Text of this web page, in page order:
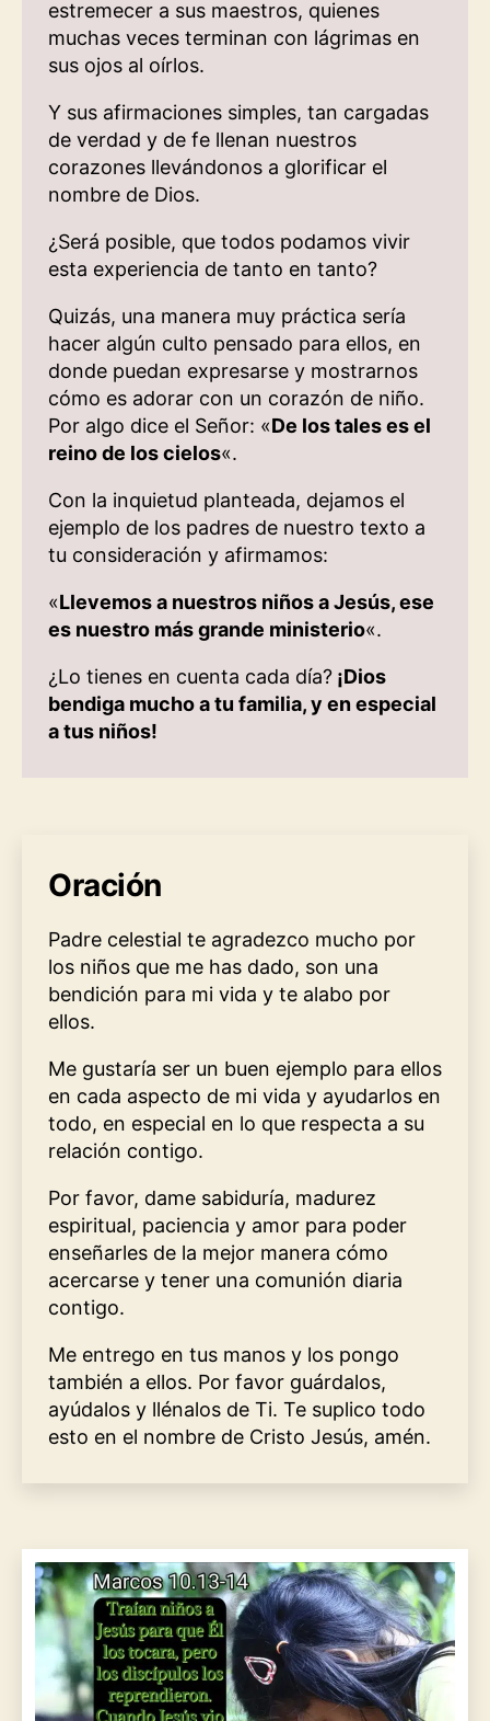
estremecer a sus maestros, quienes
muchas veces terminan con lágrimas en
sus ojos al oírlos.
Y sus afirmaciones simples, tan cargadas
de verdad y de fe llenan nuestros
corazones llevándonos a glorificar el
nombre de Dios.
¿Será posible, que todos podamos vivir
esta experiencia de tanto en tanto?
Quizás, una manera muy práctica sería
hacer algún culto pensado para ellos, en
donde puedan expresarse y mostrarnos
cómo es adorar con un corazón de niño.
Por algo dice el Señor: «De los tales es el
reino de los cielos«.
Con la inquietud planteada, dejamos el
ejemplo de los padres de nuestro texto a
tu consideración y afirmamos:
«Llevemos a nuestros niños a Jesús, ese
es nuestro más grande ministerio«.
¿Lo tienes en cuenta cada día? ¡Dios
bendiga mucho a tu familia, y en especial
a tus niños!
Oración
Padre celestial te agradezco mucho por
los niños que me has dado, son una
bendición para mi vida y te alabo por
ellos.
Me gustaría ser un buen ejemplo para ellos
en cada aspecto de mi vida y ayudarlos en
todo, en especial en lo que respecta a su
relación contigo.
Por favor, dame sabiduría, madurez
espiritual, paciencia y amor para poder
enseñarles de la mejor manera cómo
acercarse y tener una comunión diaria
contigo.
Me entrego en tus manos y los pongo
también a ellos. Por favor guárdalos,
ayúdalos y llénalos de Ti. Te suplico todo
esto en el nombre de Cristo Jesús, amén.